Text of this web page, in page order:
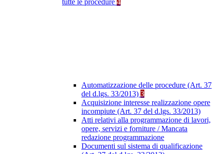
tutte le procedure 4
Automatizzazione delle procedure (Art. 37
del d.lgs. 33/2013) 3
Acquisizione interesse realizzazione opere
incompiute (Art. 37 del d.lgs. 33/2013)
Atti relativi alla programmazione di lavori,
opere, servizi e forniture / Mancata
redazione programmazione
Documenti sul sistema di qualificazione